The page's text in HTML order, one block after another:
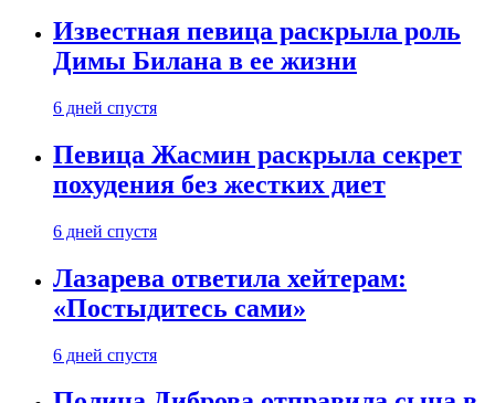
Известная певица раскрыла роль
Димы Билана в ее жизни
6 дней спустя
Певица Жасмин раскрыла секрет
похудения без жестких диет
6 дней спустя
Лазарева ответила хейтерам:
«Постыдитесь сами»
6 дней спустя